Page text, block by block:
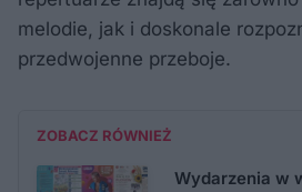
melodie, jak i doskonale
przedwojenne przeboje.
ZOBACZ RÓWNIEŻ
Wydarzenia w